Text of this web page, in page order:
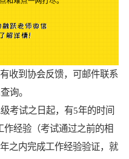
收到协会反馈，可邮件联系
询。
考试之日起，有5年的时间
经验（考试通过之前的相
之内完成工作经验验证，就